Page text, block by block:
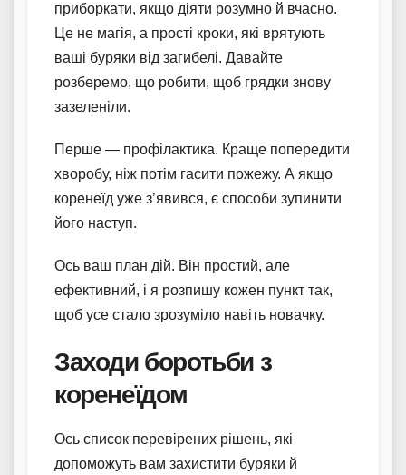
приборкати, якщо діяти розумно й вчасно.
Це не магія, а прості кроки, які врятують
ваші буряки від загибелі. Давайте
розберемо, що робити, щоб грядки знову
зазеленіли.
Перше — профілактика. Краще попередити
хворобу, ніж потім гасити пожежу. А якщо
коренеїд уже з’явився, є способи зупинити
його наступ.
Ось ваш план дій. Він простий, але
ефективний, і я розпишу кожен пункт так,
щоб усе стало зрозуміло навіть новачку.
Заходи боротьби з
коренеїдом
Ось список перевірених рішень, які
допоможуть вам захистити буряки й